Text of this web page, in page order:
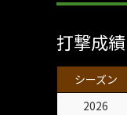
打撃成績
シーズン
2026